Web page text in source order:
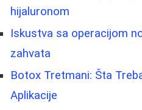
hijaluronom
Iskustva sa operacijom
zahvata
Botox Tretmani: Šta
Aplikacije